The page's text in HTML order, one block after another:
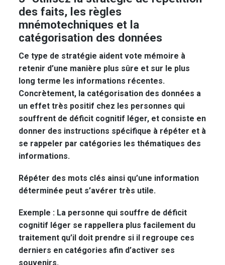
des faits, les règles
mnémotechniques et la
catégorisation des données
Ce type de stratégie aident vote mémoire à
retenir d’une manière plus sûre et sur le plus
long terme les informations récentes.
Concrètement, la catégorisation des données a
un effet très positif chez les personnes qui
souffrent de déficit cognitif léger, et consiste en
donner des instructions spécifique à répéter et à
se rappeler par catégories les thématiques des
informations.
Répéter des mots clés ainsi qu’une information
déterminée peut s’avérer très utile.
Exemple : La personne qui souffre de déficit
cognitif léger se rappellera plus facilement du
traitement qu’il doit prendre si il regroupe ces
derniers en catégories afin d’activer ses
souvenirs.